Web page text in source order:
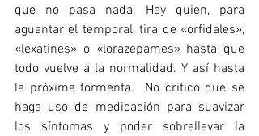
que no pasa nada. Hay quien, para
aguantar el temporal, tira de «orfidales»,
«lexatines» o «lorazepames» hasta que
todo vuelve a la normalidad. Y así hasta
la próxima tormenta.  No critico que se
haga uso de medicación para suavizar
los síntomas y poder sobrellevar la